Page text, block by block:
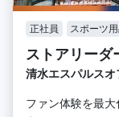
正社員 スポーツ
ストアリーダ
清水エスパルス
ファン体験を最大